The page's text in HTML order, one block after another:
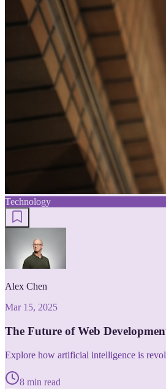
Technology
Alex Chen
Mar 15, 2025
The Future of Web
Explore how artificial intelligence is
8 min read